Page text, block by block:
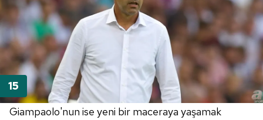
Giampaolo'nun ise yeni bir maceraya yaşamak